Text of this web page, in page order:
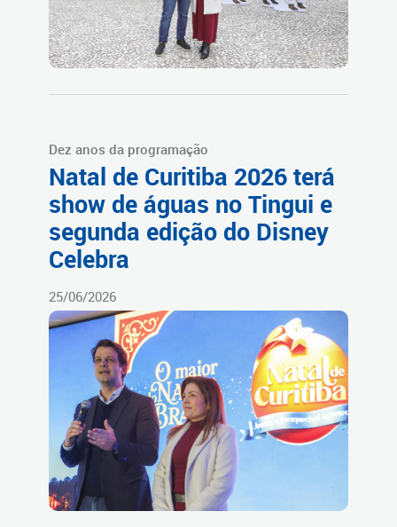
Dez anos da programação
Natal de Curitiba 2026 terá
show de águas no Tingui e
segunda edição do Disney
Celebra
25/06/2026